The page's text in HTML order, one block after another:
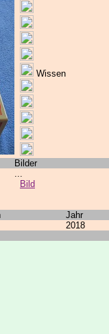
Wissen
Bilder
...
Bild
Jahr
2018